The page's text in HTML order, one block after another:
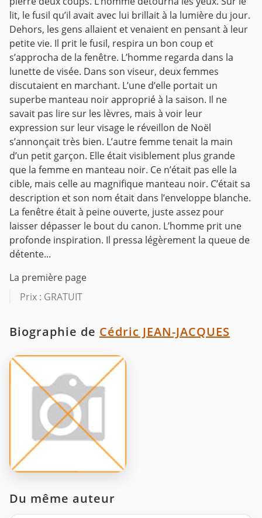
lit, le fusil qu’il avait avec lui brillait à la lumière du jour.
Dehors, les gens allaient et venaient en pensant à leur
petite vie. Il prit le fusil, respira un bon coup et
s’approcha de la fenêtre. L’homme regarda dans la
lunette de visée. Dans son viseur, deux femmes
discutaient en marchant. L’une d’elle portait un
superbe manteau noir approprié à la saison. Il ne
savait pas lire sur les lèvres, mais à voir leur
expression sur leur visage le réveillon de Noël
s’annonçait très bien. L’autre femme tenait la main
d’un petit garçon. Elle était visiblement plus grande
que la femme en manteau noir. Ce n’était pas elle la
cible, mais celle au magnifique manteau noir. C’était sa
description et son nom était dans l’enveloppe blanche.
La fenêtre était à peine ouverte, juste assez pour
laisser dépasser le bout du canon. L’homme prit une
profonde inspiration. Il pressa légèrement la queue de
détente...
La première page
Prix : GRATUIT
Biographie de Cédric JEAN-JACQUES
Du même auteur